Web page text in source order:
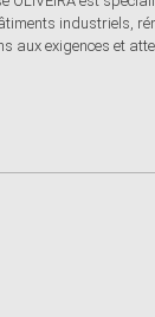
industriels,
aux exigences et